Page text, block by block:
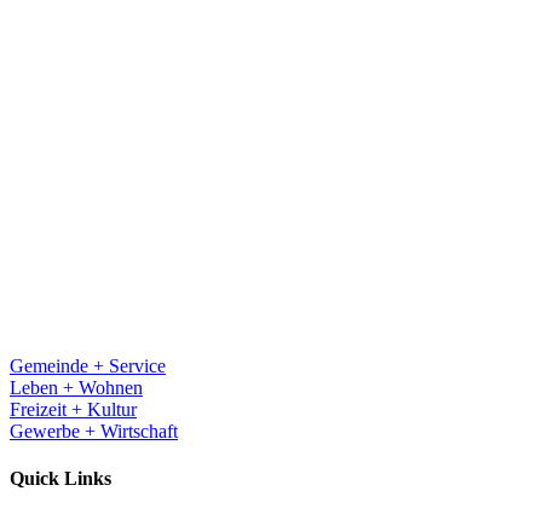
Gemeinde + Service
Leben + Wohnen
Freizeit + Kultur
Gewerbe + Wirtschaft
Quick Links